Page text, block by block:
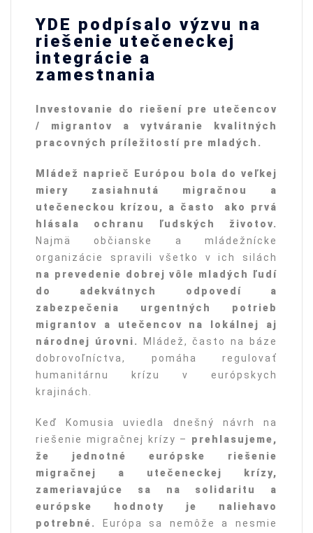
YDE podpísalo výzvu na
riešenie utečeneckej
integrácie a
zamestnania
Investovanie do riešení pre utečencov
/ migrantov a vytváranie kvalitných
pracovných príležitostí pre mladých.
Mládež naprieč Európou bola do veľkej
miery zasiahnutá migračnou a
utečeneckou krízou, a často ako prvá
hlásala ochranu ľudských životov.
Najmä občianske a mládežnícke
organizácie spravili všetko v ich silách
na prevedenie dobrej vôle mladých ľudí
do adekvátnych odpovedí a
zabezpečenia urgentných potrieb
migrantov a utečencov na lokálnej aj
národnej úrovni.
Mládež, často na báze
dobrovoľníctva, pomáha regulovať
humanitárnu krízu v európskych
krajinách.
Keď Komusia uviedla dnešný návrh na
riešenie migračnej krízy – prehlasujeme,
že jednotné európske riešenie
migračnej a utečeneckej krízy,
zameriavajúce sa na solidaritu a
európske hodnoty je naliehavo
potrebné.
Európa sa nemôže a nesmie